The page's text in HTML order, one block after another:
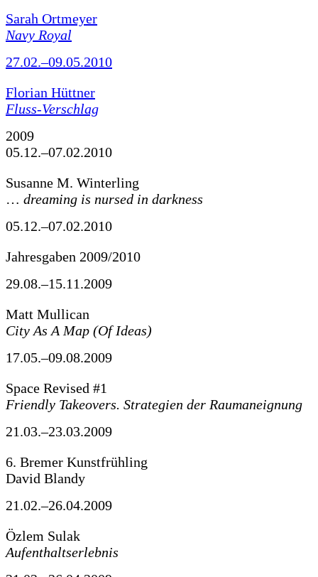
Sarah Ortmeyer
Navy Royal
27.02.–09.05.2010
Florian Hüttner
Fluss-Verschlag
2009
05.12.–07.02.2010
Susanne M. Winterling
… dreaming is nursed in darkness
05.12.–07.02.2010
Jahresgaben 2009/2010
29.08.–15.11.2009
Matt Mullican
City As A Map (Of Ideas)
17.05.–09.08.2009
Space Revised #1
Friendly Takeovers. Strategien der Raumaneignung
21.03.–23.03.2009
6. Bremer Kunstfrühling
David Blandy
21.02.–26.04.2009
Özlem Sulak
Aufenthaltserlebnis